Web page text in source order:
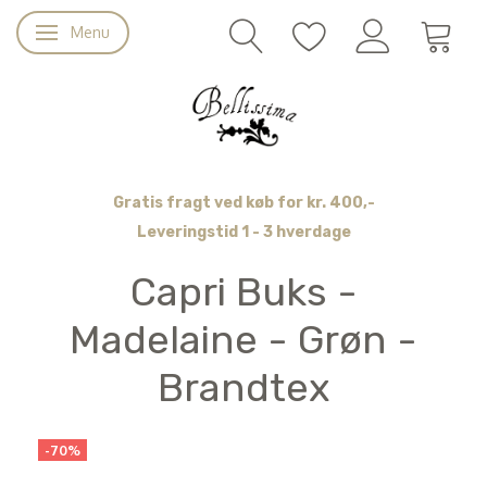
Skifte navigation
Menu
Gratis fragt ved køb for kr. 400,-
Leveringstid 1 - 3 hverdage
Capri Buks -
Madelaine - Grøn -
Brandtex
-70%